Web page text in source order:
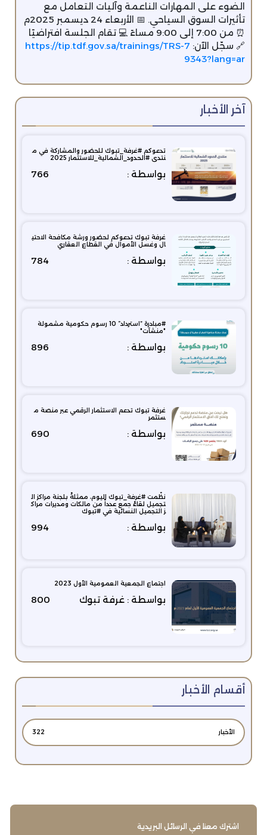
الضوء على المهارات الناعمة وآليات التعامل مع
تأثيرات السوق السياحي. 📅 الأربعاء 24 ديسمبر 2025م
⏰ من 7:00 إلى 9:00 مساءً 💻 تقام الجلسة افتراضيًا
🔗 سجّل الآن: ‏‪ https://tip.tdf.gov.sa/trainings/TRS-7
9343?lang=ar‬
آخر الأخبار
تدعوكم #غرفة_تبوك للحضور والمشاركة في م
نتدى #الحدود_الشمالية_للاستثمار 2025
بواسطة : 766
غرفة تبوك تدعوكم لحضور ورشة مكافحة الاحتي
ال وغسل الأموال في القطاع العقاري
بواسطة : 784
#مبادرة “استرداد” 10 رسوم حكومية مشمولة
"منشآت"
بواسطة : 896
غرفة تبوك تدعم الاستثمار الرقمي عبر منصة م
ستثمر
بواسطة : 690
نظّمت ⁧‫#غرفة_تبوك‬⁩ اليوم، ممثلةً بلجنة مراكز ال
تجميل لقاءً جمع عدداً من مالكات ومديرات مراك
ز التجميل النسائية في ⁧‫#تبوك‬⁩
بواسطة : 994
اجتماع الجمعية العمومية الأول 2023
بواسطة : غرفة تبوك 800
أقسام الأخبار
الأخبار 322
اشترك معنا في الرسائل البريدية